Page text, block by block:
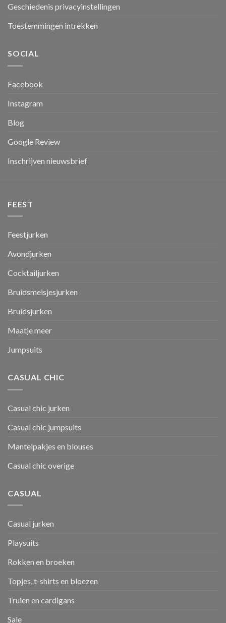
Geschiedenis privacyinstellingen
Toestemmingen intrekken
SOCIAL
Facebook
Instagram
Blog
Google Review
Inschrijven nieuwsbrief
FEEST
Feestjurken
Avondjurken
Cocktailjurken
Bruidsmeisjesjurken
Bruidsjurken
Maatje meer
Jumpsuits
CASUAL CHIC
Casual chic jurken
Casual chic jumpsuits
Mantelpakjes en blouses
Casual chic overige
CASUAL
Casual jurken
Playsuits
Rokken en broeken
Topjes, t-shirts en bloezen
Truien en cardigans
Sale